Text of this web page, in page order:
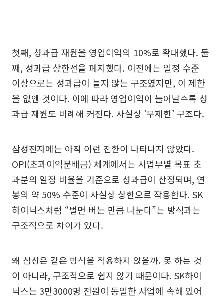
첫째, 성과급 재원을 영업이익의 10%로 확대했다. 둘
째, 성과급 상한선을 폐지했다. 이전에는 일정 수준
이상으로는 성과급이 늘지 않는 구조였지만, 이 제한
을 없앤 것이다. 이에 따라 영업이익이 늘어날수록 성
과급 재원도 비례해 커진다. 사실상 ‘무제한’ 구조다.
삼성전자에는 아직 이런 전환이 나타나지 않았다.
OPI(초과이익분배금) 체계에서는 사업부별 목표 초
과분의 일정 비율을 기준으로 성과급이 산정되며, 연
봉의 약 50% 수준이 사실상 상한으로 작용한다. SK
하이닉스처럼 “벌면 버는 만큼 나눈다”는 방식과는
구조적으로 차이가 있다.
왜 삼성은 같은 방식을 적용하지 않을까. 못 하는 것
이 아니라, 구조적으로 쉽지 않기 때문이다. SK하이
닉스는 3만3000명 전원이 동일한 사업에 속해 있어